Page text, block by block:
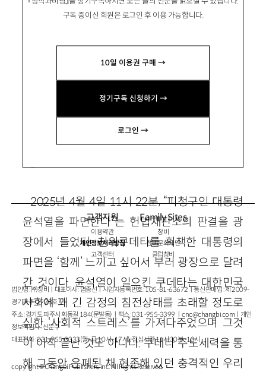
구독 중이신 회원은 로그인 후 이용 가능합니다.
10일 이용권 구매 →
정기구독 신청하기 →
로그인 →
황규관黃圭官
시간』 『정오가 온다』 『이번 차는 그냥 보내자』
『호랑나비』, 비평서 『리얼리스트 김수영』 『사랑
1
2025년 4월 4일 11시 22분, “피청구인 대통령
윤석열을 파면한다”는 헌법재판소의 판결을 광
장에서 들었다. 친위쿠데타를 획책한 대통령의
파면을 ‘함께’ 느끼고 싶어서 부러 광장으로 달려
간 것이다. 윤석열이 일으킨 쿠데타는 대한민국
사회에 꽤 긴 감정의 침전상태를 초래할 정도로
심한 ‘사회적 스트레스’를 가져다주었으며 그것
이 아직 끝난 것도 아니다. 쿠데타 주도세력을 통
해 그동안 은폐된 채 현존해 있던 충격적인 우리
고객지원
이용약관
개인정보처리방침
고객센터
Family Sites
창비
창비문화재단
클럽창비
법인명 : ㈜창비ㅣ대표이사 : 염종선ㅣ사업자등록번호 : 105-81-63672ㅣ통신판매업 : 제 2009-
경기파주-1928호
주소 : 경기도 파주시 회동길 184(문발동)ㅣ팩스 : 031-955-3399 ㅣcnc@changbi.com ㅣ개인
정보책임자 : 신문수
대표전화 : 031-955-3333(월~금 10시~17시), 점심시간 11시 30분~13시
copyright © Changbi Publishers, inc. All Rights Reserved.